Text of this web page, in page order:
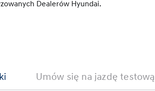
Dealerów Hyundai.
Umów się na jazdę testową